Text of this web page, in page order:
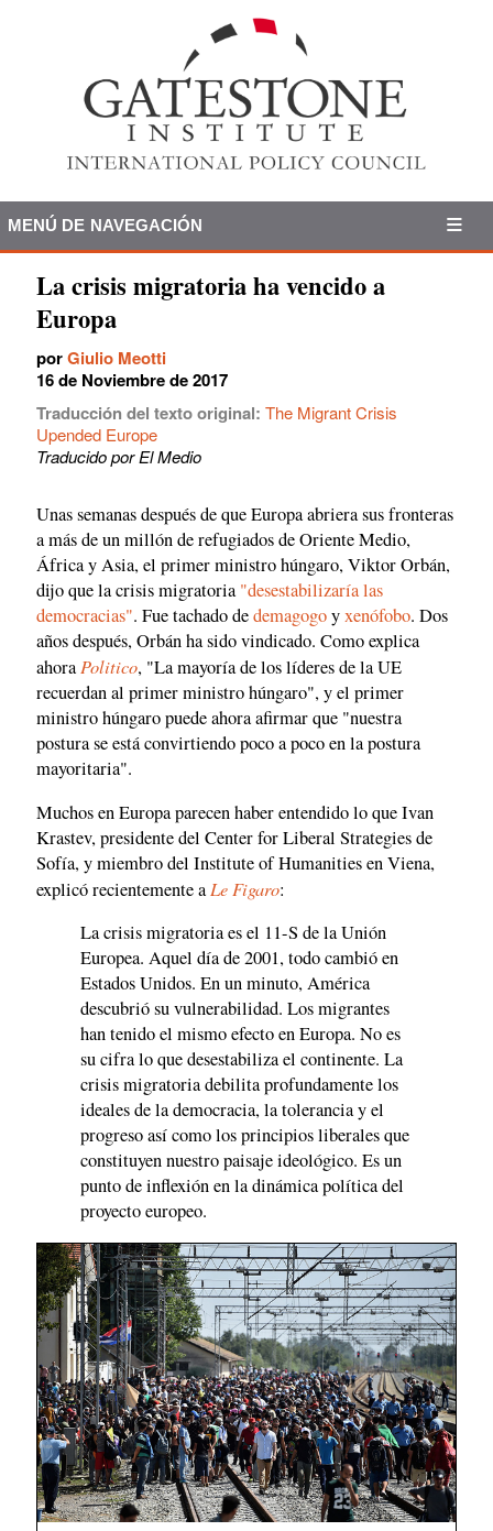
MENÚ DE NAVEGACIÓN
La crisis migratoria ha vencido a
Europa
porGiulio Meotti
16 de Noviembre de 2017
Traducción del texto original: The Migrant Crisis
Upended Europe
Traducido por El Medio
Unas semanas después de que Europa abriera sus fronteras
a más de un millón de refugiados de Oriente Medio,
África y Asia, el primer ministro húngaro, Viktor Orbán,
dijo que la crisis migratoria "desestabilizaría las
democracias". Fue tachado dedemagogoyxenófobo. Dos
años después, Orbán ha sido vindicado. Como explica
ahora Politico, "La mayoría de los líderes de la UE
recuerdan al primer ministro húngaro", y el primer
ministro húngaro puede ahora afirmar que "nuestra
postura se está convirtiendo poco a poco en la postura
mayoritaria".
Muchos en Europa parecen haber entendido lo que Ivan
Krastev, presidente del Center for Liberal Strategies de
Sofía, y miembro del Institute of Humanities en Viena,
explicó recientemente a Le Figaro:
La crisis migratoria es el 11-S de la Unión
Europea. Aquel día de 2001, todo cambió en
Estados Unidos. En un minuto, América
descubrió su vulnerabilidad. Los migrantes
han tenido el mismo efecto en Europa. No es
su cifra lo que desestabiliza el continente. La
crisis migratoria debilita profundamente los
ideales de la democracia, la tolerancia y el
progreso así como los principios liberales que
constituyen nuestro paisaje ideológico. Es un
punto de inflexión en la dinámica política del
proyecto europeo.